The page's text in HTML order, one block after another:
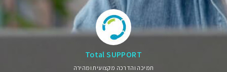
Total SUPPORT
תמיכה והדרכה מקצועית ומהירה